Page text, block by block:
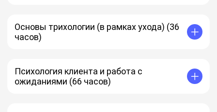
Основы трихологии (в рамках ухода) (36
часов)
Психология клиента и работа с
ожиданиями (66 часов)